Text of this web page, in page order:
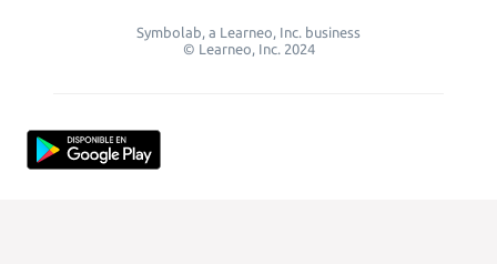
Symbolab, a Learneo, Inc. business
© Learneo, Inc. 2024